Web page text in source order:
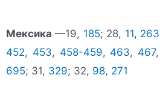
Мексика —19, 185; 28, 11, 263
452, 453, 458-459, 463, 467,
695; 31, 329; 32, 98, 271